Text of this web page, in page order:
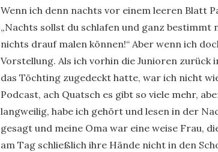
Wenn ich denn nachts vor einem leeren Blatt
„Nachts sollst du schlafen und ganz
nichts drauf malen können!“ Aber wenn ich
Vorstellung. Als ich vorhin die Junioren
das Töchting zugedeckt hatte, war ich nicht
Podcast, ach Quatsch es gibt so viele mehr,
langweilig, habe ich gehört und lesen in der
gesagt und meine Oma war eine weise Frau,
am Tag schließlich ihre Hände nicht in den